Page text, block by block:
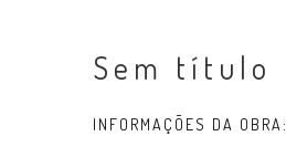
Sem título
INFORMAÇÕES DA OBRA: